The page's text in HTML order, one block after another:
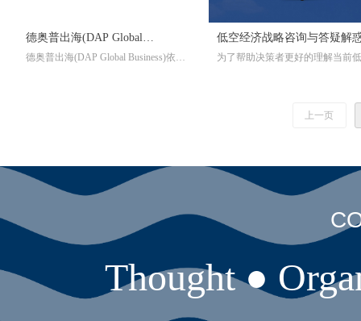
德奥普出海(DAP Global
Business)
德奥普出海(DAP Global Business)依托
低空经济战略咨询与答疑解
Q&A课程
为了帮助决策者更好的理解当前
功率，德奥普洞见(DAP Insights)
低空经济战略咨询与答疑解惑
上一页
Thought ●